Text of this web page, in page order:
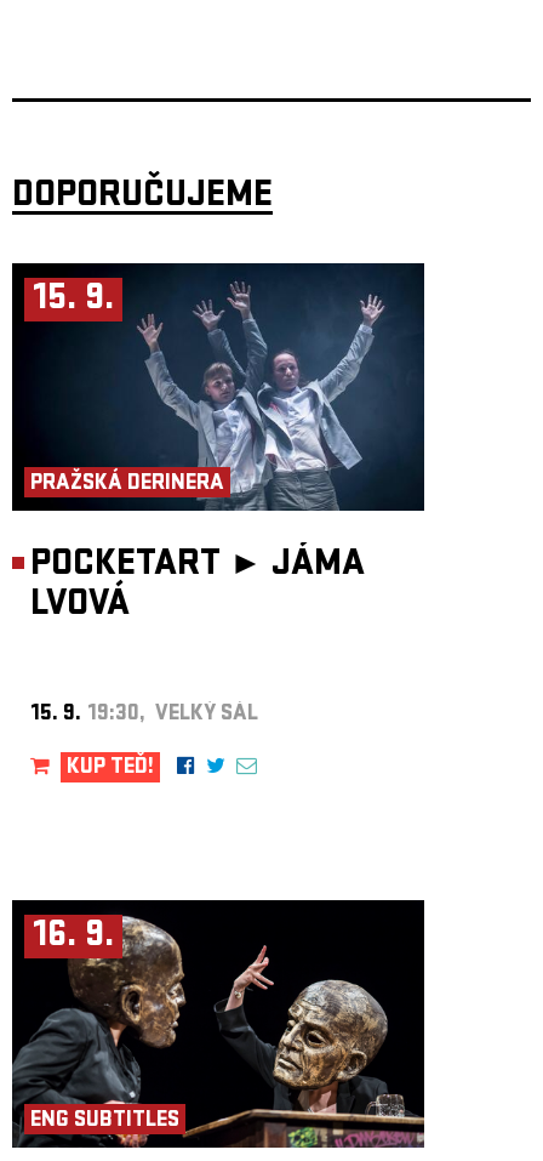
DOPORUČUJEME
15. 9.
PRAŽSKÁ DERINERA
POCKETART ► JÁMA
LVOVÁ
15. 9. 19:30, VELKÝ SÁL
KUP TEĎ!
16. 9.
ENG SUBTITLES